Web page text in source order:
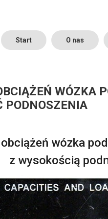
Start O nas
WÓZKA
PODNOSZENIA
wózka
z wysokością